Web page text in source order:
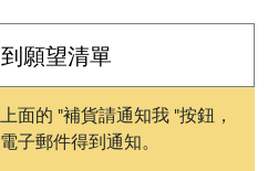
願望清單
面的 "補貨請通知我 "按鈕，
子郵件得到通知。